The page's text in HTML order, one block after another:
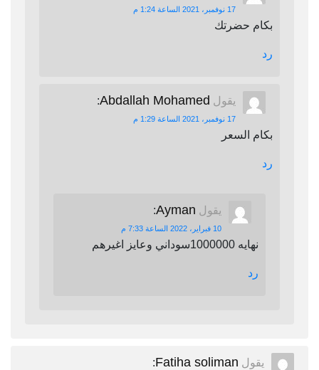
17 نوفمبر، 2021 الساعة 1:24 م
بكام حضرتك
رد
يقول Abdallah Mohamed
:
17 نوفمبر، 2021 الساعة 1:29 م
بكام السعر
رد
يقول Ayman
:
10 فبراير، 2022 الساعة 7:33 م
نهايه 1000000سوداني وعايز اغيرهم
رد
يقول Fatiha soliman
: